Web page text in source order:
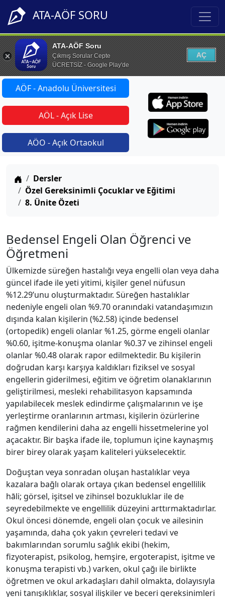
ATA-AÖF SORU
ATA-AÖF Soru
Çıkmış Sorular Cepte
ÜCRETSİZ - Google Play'de
AÇ
AÖF - Anadolu Üniversitesi
AÖL - Açık Lise
AÖO - Açık Ortaokul
Anasayfa
Dersler
Özel Gereksinimli Çocuklar ve Eğitimi
8. Ünite Özeti
Bedensel Engeli Olan Öğrenci ve
Öğretmeni
Ülkemizde süreğen hastalığı veya engelli olan veya daha
güncel ifade ile yeti yitimi, kişiler genel nüfusun
%12.29’unu oluşturmaktadır. Süreğen hastalıklar
nedeniyle engeli olan %9.70 oranındaki vatandaşımızın
dışında kalan kişilerin (%2.58) içinde bedensel
(ortopedik) engeli olanlar %1.25, görme engeli olanlar
%0.60, işitme-konuşma olanlar %0.37 ve zihinsel engeli
olanlar %0.48 olarak rapor edilmektedir. Bu kişilerin
doğrudan karşı karşıya kaldıkları fiziksel ve sosyal
engellerin giderilmesi, eğitim ve öğretim olanaklarının
geliştirilmesi, mesleki rehabilitasyon kapsamında
yapılabilecek meslek edindirme çalışmalarının ve işe
yerleştirme oranlarının artması, kişilerin özürlerine
rağmen kendilerini daha az engelli hissetmelerine yol
açacaktır. Bir başka ifade ile, toplumun içine kaynaşmış
birer birey olarak yaşam kaliteleri yükselecektir.
Doğuştan veya sonradan oluşan hastalıklar veya
kazalara bağlı olarak ortaya çıkan bedensel engellilik
hāli; görsel, işitsel ve zihinsel bozukluklar ile de
seyredebilmekte ve engellilik düzeyini arttırmaktadırlar.
Okul öncesi dönemde, engeli olan çocuk ve ailesinin
yaşamında, daha çok yakın çevreleri tedavi ve
bakımlarından sorumlu sağlık ekibi (hekim,
fizyoterapist, psikolog, hemşire, ergoterapist, işitme ve
konuşma terapisti vb.) varken, okul çağı ile birlikte
öğretmen ve okul arkadaşları dahil olmakta, dolayısıyla
yeni tanışıklıklar, sosyal ilişkiler ve beceri gereksinimleri